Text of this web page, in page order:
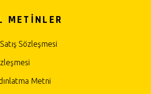
METİNLER
Sözleşmesi
Metni